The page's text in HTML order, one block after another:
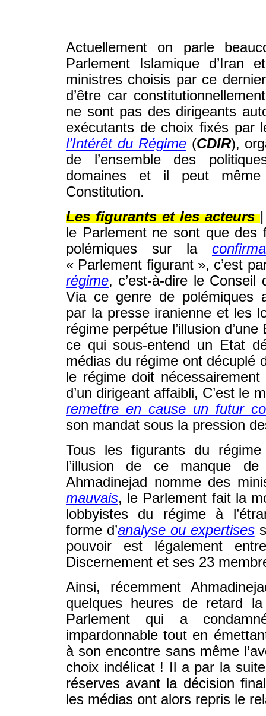
Actuellement on parle
Parlement Islamique d’Iran
ministres choisis par ce
d’être car
ne sont pas des dirigeants
exécutants de choix fixés par
l’Intérêt du Régime(CDIR),
de l’ensemble des
domaines et il peut
Constitution.
Les figurants et les acteurs
le Parlement ne sont que des
polémiques sur la
« Parlement figurant », c’est
régime, c’est-à-dire le
Via ce genre de polémiques
par la presse iranienne et les
régime perpétue l’illusion
ce qui sous-entend un Etat
médias du régime ont décuplé
le régime doit nécessairement
d’un dirigeant affaibli, C’est le
remettre en cause un futur
son mandat sous la pression
Tous les figurants du
l’illusion de ce manque
Ahmadinejad nomme des
mauvais, le Parlement fait la
lobbyistes du régime à
forme d’analyse ou expertises
pouvoir est légalement
Discernement et ses 23
Ainsi, récemment
quelques heures de retard
Parlement qui a
impardonnable tout en
à son encontre sans même
choix indélicat ! Il a par la
réserves avant la décision
les médias ont alors repris le